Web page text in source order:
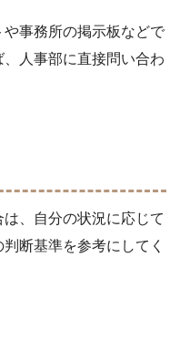
事務所の掲示板などで
人事部に直接問い合わ
、自分の状況に応じて
断基準を参考にしてく